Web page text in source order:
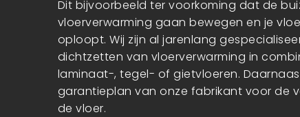
Dit bijvoorbeeld ter voorkoming dat de
vloerverwarming gaan bewegen en je
oploopt. Wij zijn al jarenlang
dichtzetten van vloerverwarming in
laminaat-, tegel- of gietvloeren.
garantieplan van onze fabrikant voor de
de vloer.